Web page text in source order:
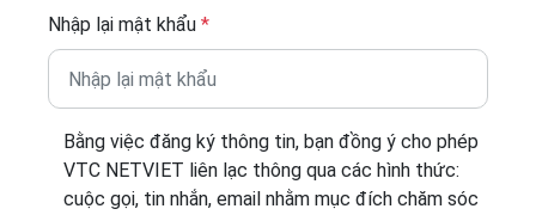
Nhập lại mật khẩu *
Bằng việc đăng ký thông tin, bạn đồng ý cho phép
VTC NETVIET liên lạc thông qua các hình thức:
cuộc gọi, tin nhắn, email nhằm mục đích chăm sóc